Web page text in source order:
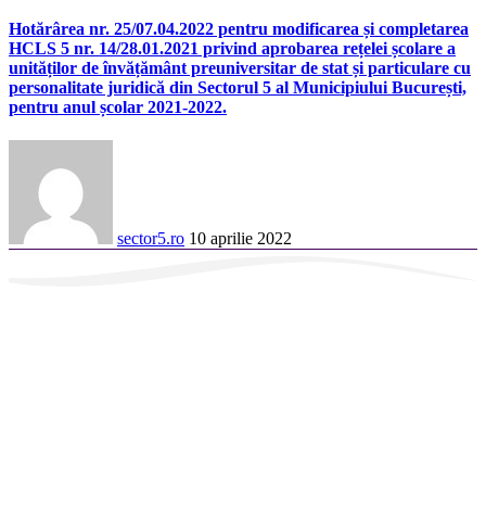
Hotărârea nr. 25/07.04.2022 pentru modificarea și completarea
HCLS 5 nr. 14/28.01.2021 privind aprobarea rețelei școlare a
unităților de învățământ preuniversitar de stat și particulare cu
personalitate juridică din Sectorul 5 al Municipiului București,
pentru anul școlar 2021-2022.
sector5.ro 10 aprilie 2022